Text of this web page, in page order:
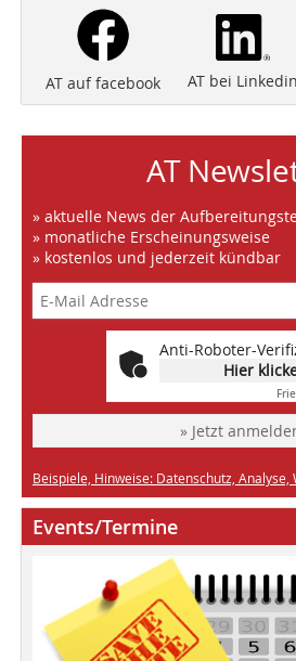
AT auf facebook AT bei Linkedin
AT
» aktuelle News der
» monatliche Erscheinungsweise
» kostenlos und jederzeit kündbar
Anti-Roboter-
Hier
» Jetzt
Beispiele, Hinweise: Datenschutz, Analyse,
Events/Termine